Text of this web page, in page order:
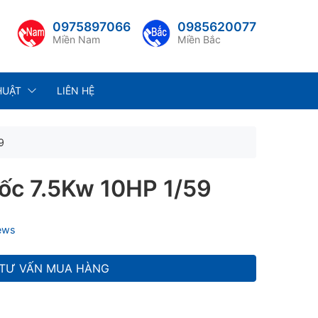
0975897066
Miền Nam
0985620077
Miền Bắc
LIÊN HỆ
7.5Kw 10HP 1/59
VẤN MUA HÀNG